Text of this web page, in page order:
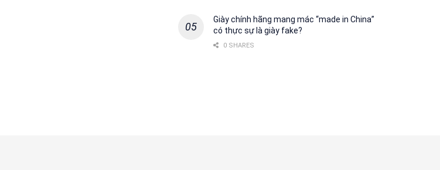
Giày chính hãng mang mác “made in China”
có thực sự là giày fake?
0 SHARES